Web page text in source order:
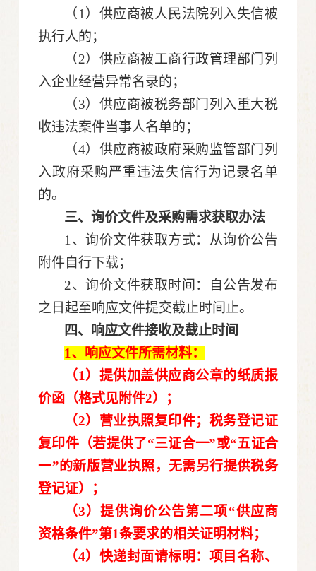
（1）供应商被人民法院列入失信被
执行人的；
（2）供应商被工商行政管理部门列
入企业经营异常名录的；
（3）供应商被税务部门列入重大税
收违法案件当事人名单的；
（4）供应商被政府采购监管部门列
入政府采购严重违法失信行为记录名单
的。
三、询价文件及采购需求获取办法
1、询价文件获取方式：从询价公告
附件自行下载；
2、询价文件获取时间：自公告发布
之日起至响应文件提交截止时间止。
四、响应文件接收及截止时间
1、响应文件所需材料：
（1）提供加盖供应商公章的纸质报
价函（格式见附件2）
；
（2）营业执照复印件；税务登记证
复印件（若提供了“三证合一”或“五证合
一”的新版营业执照，无需另行提供税务
登记证）；
（3）提供询价公告第二项“供应商
资格条件”第1条要求的相关证明材料；
（4） 快递封面请标明：项目名称、